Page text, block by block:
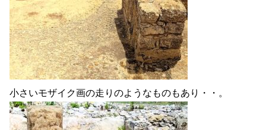
小さいモザイク画の走りのようなものもあり・・。